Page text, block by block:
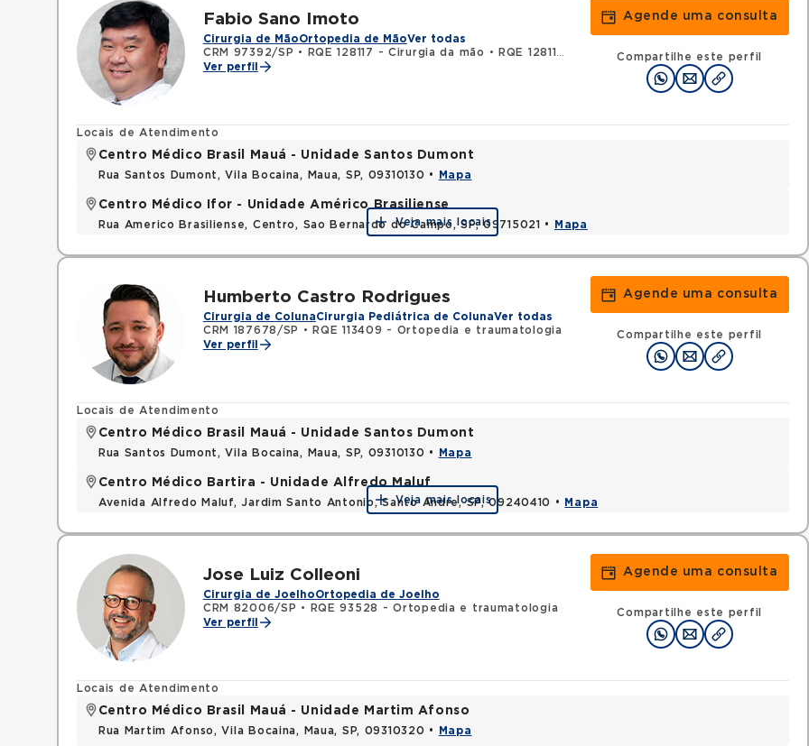
Fabio Sano Imoto
Cirurgia de MãoOrtopedia de MãoVer todas
CRM 97392/SP • RQE 128117 - Cirurgia da mão •
RQE 128118 - Ortopedia e traumatologia
Ver perfil
Agende uma consulta
Compartilhe este perfil
Locais de Atendimento
Centro Médico Brasil Mauá - Unidade Santos Dumont
Rua Santos Dumont, Vila Bocaina, Maua, SP, 09310130 • Mapa
Centro Médico Ifor - Unidade Américo Brasiliense
Rua Americo Brasiliense, Centro, Sao Bernardo do Campo, SP, 09715021 • Mapa
Veja mais locais
Humberto Castro Rodrigues
Cirurgia de ColunaCirurgia Pediátrica de ColunaVer todas
CRM 187678/SP
•
RQE 113409 - Ortopedia e traumatologia
Ver perfil
Agende uma consulta
Compartilhe este perfil
Locais de Atendimento
Centro Médico Brasil Mauá - Unidade Santos Dumont
Rua Santos Dumont, Vila Bocaina, Maua, SP, 09310130 • Mapa
Centro Médico Bartira - Unidade Alfredo Maluf
Avenida Alfredo Maluf, Jardim Santo Antonio, Santo Andre, SP, 09240410 • Mapa
Veja mais locais
Jose Luiz Colleoni
Cirurgia de JoelhoOrtopedia de Joelho
CRM 82006/SP •
RQE 93528 - Ortopedia e traumatologia
Ver perfil
Agende uma consulta
Compartilhe este perfil
Locais de Atendimento
Centro Médico Brasil Mauá - Unidade Martim Afonso
Rua Martim Afonso, Vila Bocaina, Maua, SP, 09310320 • Mapa